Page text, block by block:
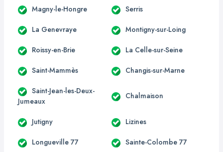
Magny-le-Hongre Serris
La Genevraye Montigny-sur-Loing
Roissy-en-Brie La Celle-sur-Seine
Saint-Mammès Changis-sur-Marne
Saint-Jean-les-Deux-
Jumeaux
Chalmaison
Jutigny Lizines
Longueville 77 Sainte-Colombe 77